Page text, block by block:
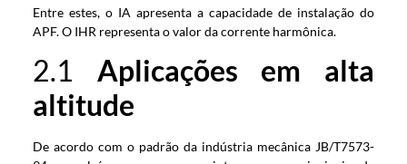
Entre estes, o IA apresenta a capacidade de instalação do
APF. O IHR representa o valor da corrente harmônica.
2.1 Aplicações em alta
altitude
De acordo com o padrão da indústria mecânica JB/T7573-